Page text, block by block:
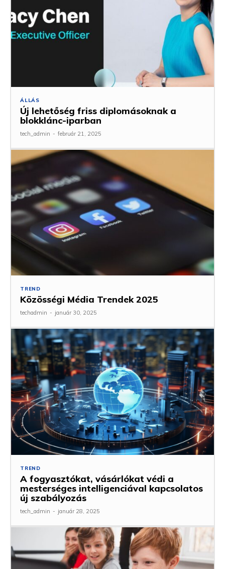
ÁLLÁS
Új lehetőség friss diplomásoknak a
blokklánc-iparban
tech_admin - február 21, 2025
TREND
Közösségi Média Trendek 2025
techadmin - január 30, 2025
TREND
A fogyasztókat, vásárlókat védi a
mesterséges intelligenciával kapcsolatos
új szabályozás
tech_admin - január 28, 2025